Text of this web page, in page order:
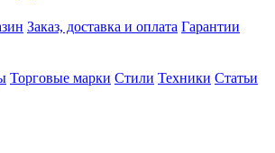
Заказ, доставка и оплата Гарантии
Торговые марки Стили Техники Статьи